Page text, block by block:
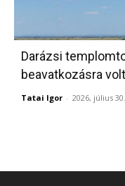
Darázsi
beavatkozásra
Tatai Igor - 2026, július 30.